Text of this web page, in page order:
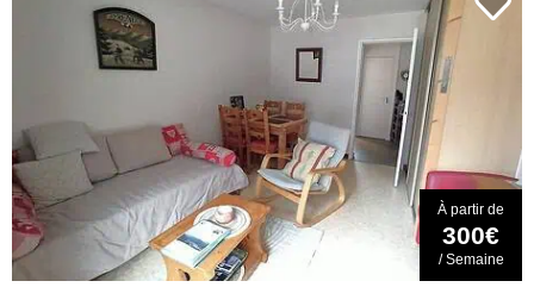
À partir de
300€
/ Semaine